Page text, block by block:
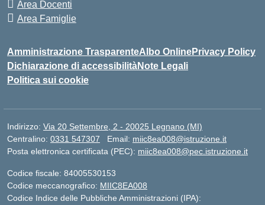
Area Docenti
Area Famiglie
Amministrazione TrasparenteAlbo OnlinePrivacy Policy
Dichiarazione di accessibilitàNote Legali
Politica sui cookie
Indirizzo: Via 20 Settembre, 2 - 20025 Legnano (MI)
Centralino: 0331 547307 Email: miic8ea008@istruzione.it
Posta elettronica certificata (PEC): miic8ea008@pec.istruzione.it
Codice fiscale: 84005530153
Codice meccanografico: MIIC8EA008
Codice Indice delle Pubbliche Amministrazioni (IPA):